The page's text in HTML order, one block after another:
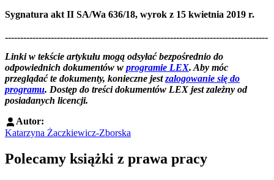
Sygnatura akt II SA/Wa 636/18, wyrok z 15 kwietnia 2019 r.
--------------------------------------------------------------------------------------
Linki w tekście artykułu mogą odsyłać bezpośrednio do
odpowiednich dokumentów w programie LEX. Aby móc
przeglądać te dokumenty, konieczne jestzalogowanie się do
programu. Dostęp do treści dokumentów LEX jest zależny od
posiadanych licencji.
Autor:
Katarzyna Żaczkiewicz-Zborska
Polecamy książki z prawa pracy